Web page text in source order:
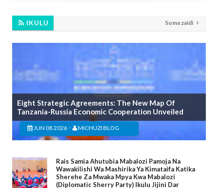
IKULU Soma zaidi
Eight Strategic Agreements: The New Map Of
Tanzania-Russia Economic Cooperation Unveiled
JUN 08 2026 - MICHUZI BLOG
Rais Samia Ahutubia Mabalozi Pamoja Na
Wawakilishi Wa Mashirika Ya Kimataifa Katika
Sherehe Za Mwaka Mpya Kwa Mabalozi
(Diplomatic Sherry Party) Ikulu Jijini Dar